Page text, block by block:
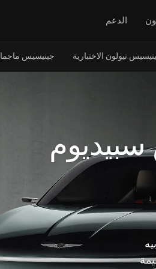
الدعم
نيولون الاختبارية جينيسيس ماجما